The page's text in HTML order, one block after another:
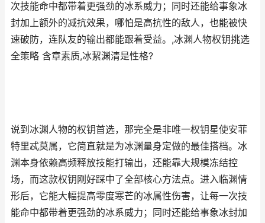
次技能命中都带着更强劲的冰系威力；同时还能给事象冰
封加上额外的减抗效果，哪怕是高抗性的敌人，也能被快
速破防，连队友的输出都能跟着受益。,冰渊人物权钥挑选
全策略 含章素质,冰絜渊清是性格?
说到冰渊人物的权钥首选，那完全是非唯一权钥星使安菲
特里忒莫属，它简直就是为冰渊量身定做的最佳搭档。冰
渊本身依赖高频释放技能打输出，还能靠大规模冻结控
场，而这款权钥刚好踩中了全部核心方法点。进入临渊情
形后，它能大幅提高零度寒芒的冰属性伤害，让每一次技
能命中都带着更强劲的冰系威力；同时还能给事象冰封加